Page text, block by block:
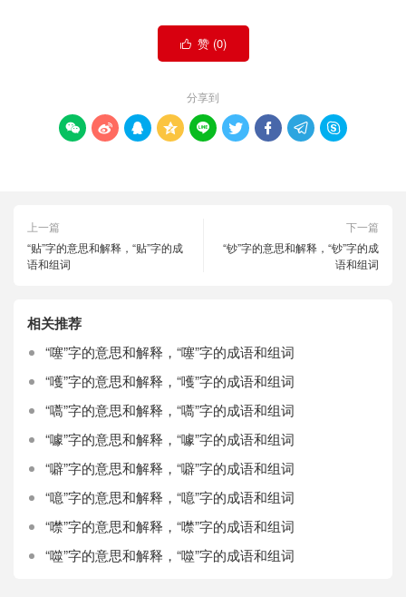
 赞 (0)
分享到
        
上一篇
“贴”字的意思和解释，“贴”字的成
语和组词
下一篇
“钞”字的意思和解释，“钞”字的成
语和组词
相关推荐
“噻”字的意思和解释，“噻”字的成语和组词
“嚄”字的意思和解释，“嚄”字的成语和组词
“嚆”字的意思和解释，“嚆”字的成语和组词
“噱”字的意思和解释，“噱”字的成语和组词
“噼”字的意思和解释，“噼”字的成语和组词
“噫”字的意思和解释，“噫”字的成语和组词
“噤”字的意思和解释，“噤”字的成语和组词
“噬”字的意思和解释，“噬”字的成语和组词